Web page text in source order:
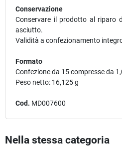
Conservazione
Conservare il prodotto al riparo
asciutto.
Validità a confezionamento
Formato
Confezione da 15 compresse da
Peso netto: 16,125 g
Cod. MD007600
Nella stessa categoria